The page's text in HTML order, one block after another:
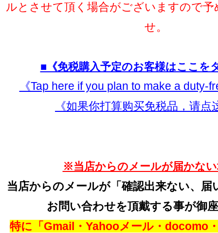
ルとさせて頂く場合がございますので
せ。
■《免税購入予定のお客様はここを
《Tap here if you plan to make a duty-
《如果你打算购买免税品，请点
※当店からのメールが届かな
当店からのメールが「確認出来ない、届
お問い合わせを頂戴する事が御
特に「Gmail・Yahooメール・docomo